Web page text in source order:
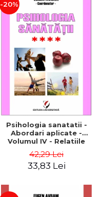
-20%
Psihologia sanatatii -
Abordari aplicate -
Volumul IV - Relatiile
Modele si practici - Eugen
Avram
42,29 Lei
33,83 Lei